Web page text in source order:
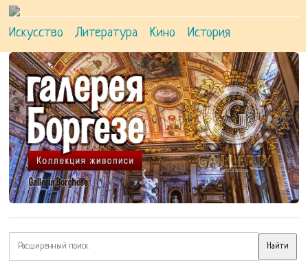
Искусство Литература Кино История